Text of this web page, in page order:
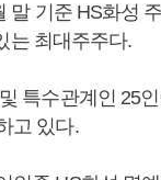
말 기준 HS화성
는 최대주주다.
특수관계인 25인
고 있다.